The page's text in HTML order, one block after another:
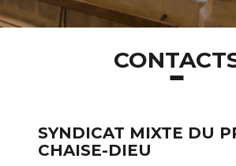
SYNDICAT MIXTE DU
CHAISE-DIEU